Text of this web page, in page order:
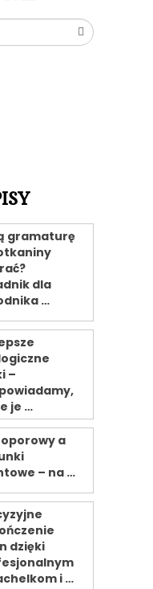
gramaturę
dla
…
–
je …
a
– na …
dzięki
i …